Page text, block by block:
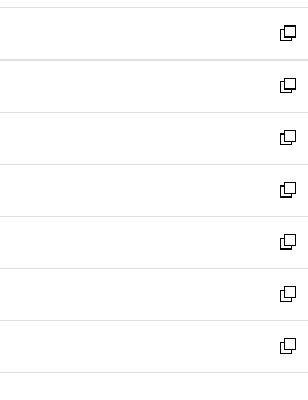
開
く
ン
ド
ウ
で
開
く
ウ
ィ
ン
ド
ウ
で
開
く
し
い
ウ
ィ
ン
ド
ウ
で
開
く
新
し
い
ウ
ィ
ン
ド
ウ
で
開
く
新
し
い
ウ
ィ
ン
ド
ウ
で
開
く
新
し
い
ウ
ィ
ン
ド
ウ
で
開
新
し
い
ウ
ィ
ン
ド
ウ
新
し
い
ウ
ィ
ン
新
し
い
ウ
新
し